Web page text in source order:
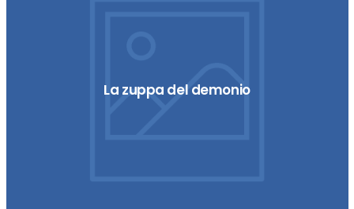
La zuppa del demonio